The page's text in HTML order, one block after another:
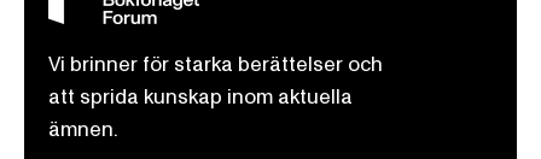
Vi brinner för starka berättelser och
att sprida kunskap inom aktuella
ämnen.